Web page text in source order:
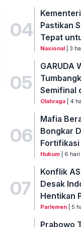
04
Pastikan
Tepat
Nasional | 3
05
GARUDA
Semifinal
Olahraga | 4
06
Mafia
Bongkar
Fortifikasi
Hukum | 6
07
Konflik
Desak
Hentikan
Parlemen | 5
Prabowo